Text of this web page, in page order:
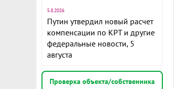
5.8.2026
Путин утвердил новый расчет
компенсации по КРТ и другие
федеральные новости, 5
августа
Проверка объекта/собственника